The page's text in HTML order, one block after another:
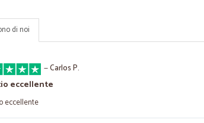
di noi
—Carlos P.
eccellente
eccellente